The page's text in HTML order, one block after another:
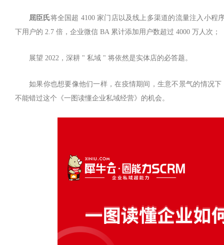
屈臣氏将全国超 4100 家门店以及线上多渠道的流量注入小程
下用户的 2.7 倍，企业微信 BA 累计添加用户数超过 4000 万人次；
展望 2022，深耕 " 私域 " 将依然是实体店的必答题。
如果你也想要像他们一样，在疫情期间，生意不景气的情况
不能错过这个《一图读懂企业私域经营》的机会。